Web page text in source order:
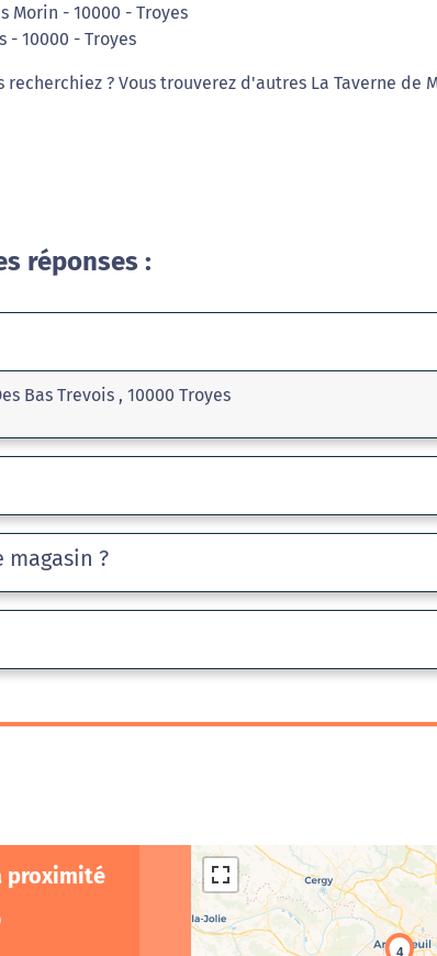
Morin - 10000 - Troyes
- 10000 - Troyes
? Vous trouverez d'autres La Taverne de
réponses :
Bas Trevois , 10000 Troyes
magasin ?
proximité
4